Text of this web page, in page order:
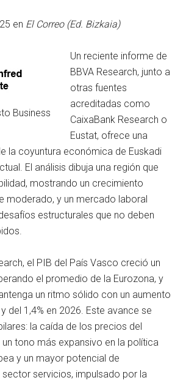
en El Correo (Ed. Bizkaia)
Business
Un reciente informe de
BBVA Research, junto a
otras fuentes
acreditadas como
CaixaBank Research o
Eustat, ofrece una
la coyuntura económica de Euskadi
El análisis dibuja una región que
mostrando un crecimiento
moderado, y un mercado laboral
estructurales que no deben
el PIB del País Vasco creció un
el promedio de la Eurozona, y
un ritmo sólido con un aumento
del 1,4% en 2026. Este avance se
la caída de los precios del
tono más expansivo en la política
y un mayor potencial de
servicios, impulsado por la